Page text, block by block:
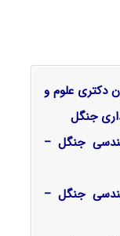
دکتری علوم و
جنگل
جنگل –
جنگل –